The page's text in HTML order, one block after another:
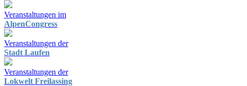
Veranstaltungen im
AlpenCongress
Veranstaltungen der
Stadt Laufen
Veranstaltungen der
Lokwelt Freilassing